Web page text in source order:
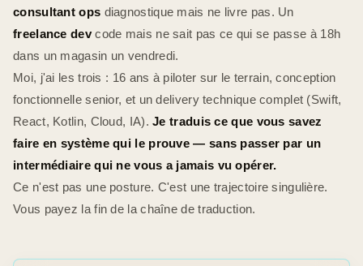
consultant ops diagnostique mais ne livre pas. Un
freelance devcode mais ne sait pas ce qui se passe à 18h
dans un magasin un vendredi.
Moi, j'ai les trois : 16 ans à piloter sur le terrain, conception
fonctionnelle senior, et un delivery technique complet (Swift,
React, Kotlin, Cloud, IA).Je traduis ce que vous savez
faire en système qui le prouve — sans passer par un
intermédiaire qui ne vous a jamais vu opérer.
Ce n'est pas une posture. C'est une trajectoire singulière.
Vous payez la fin de la chaîne de traduction.